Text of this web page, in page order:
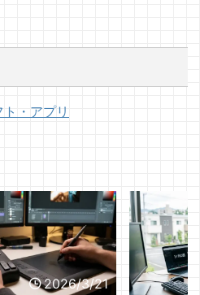
・アプリ
2026/3/21